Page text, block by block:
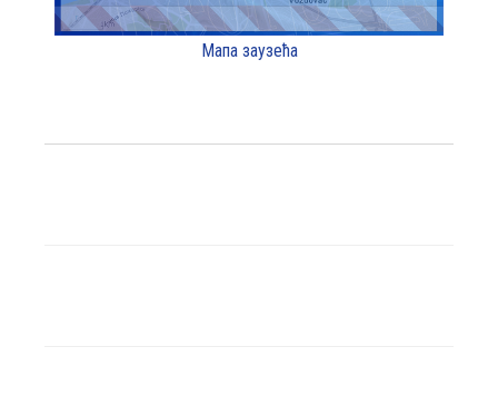
Мапа заузећа